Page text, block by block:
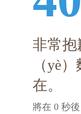
非常
（yè
在。
將在0 秒